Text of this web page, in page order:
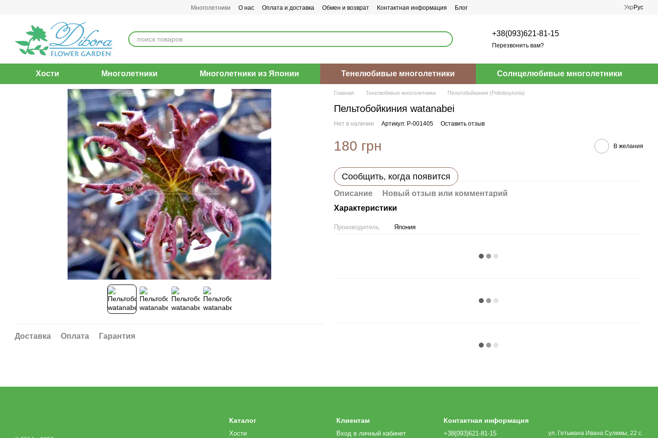
Многолетники О нас Оплата и доставка Обмен и возврат Контактная информация Блог Укр Рус
+38(093)621-81-15
Перезвонить вам?
Хости Многолетники Многолетники из Японии Тенелюбивые многолетники Солнцелюбивые многолетники
Доставка Оплата Гарантия
Главная Тенелюбивые многолетники Пельтобойкиния (Peltoboykinia)
Пельтобойкиния watanabei
Нет в наличии Артикул: P-001405 Оставить отзыв
180 грн В желания
Сообщить, когда появится
Описание
Новый отзыв или комментарий
Характеристики
Производитель Япония
Каталог
Хости
Клиентам
Вход в личный кабинет
Контактная информация
+38(093)621-81-15
ул. Гетьмана Ивана Сулимы, 22 с.